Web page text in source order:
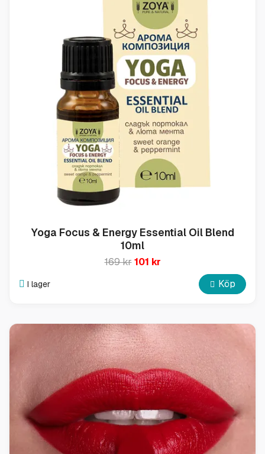
Yoga Focus & Energy Essential Oil Blend
10ml
169 kr 101 kr
I lager Köp